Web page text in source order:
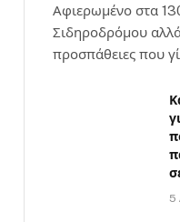
Αφιερωμένο στα
Σιδηροδρόμου αλλά
προσπάθειες που
5